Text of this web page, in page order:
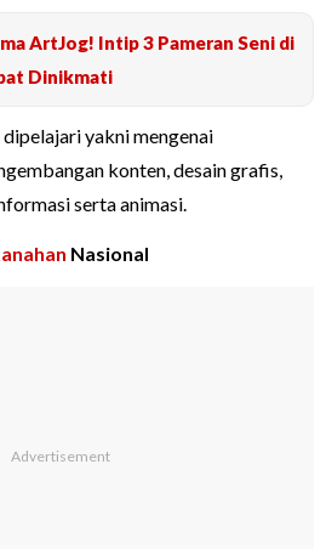
ArtJog! Intip 3 Pameran Seni di
Dinikmati
yakni mengenai
konten, desain grafis,
serta animasi.
Nasional